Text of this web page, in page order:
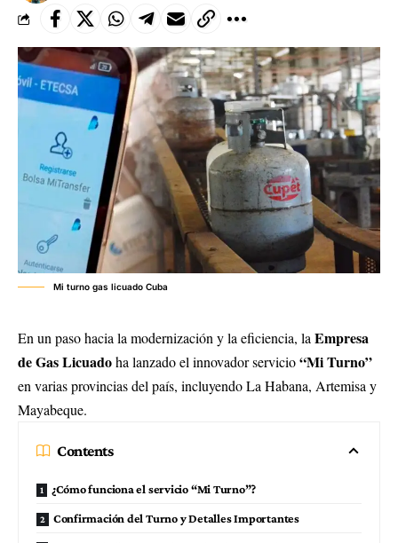
Mi turno gas licuado Cuba
En un paso hacia la modernización y la eficiencia, la Empresa
de Gas Licuadoha lanzado el innovador servicio“Mi Turno”
en varias provincias del país, incluyendo La Habana, Artemisa y
Mayabeque.
Contents
¿Cómo funciona el servicio “Mi Turno”?
Confirmación del Turno y Detalles Importantes